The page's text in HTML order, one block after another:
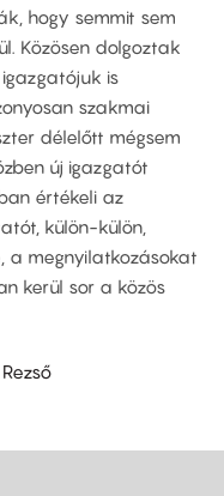
hogy semmit sem
Közösen dolgoztak
is
szakmai
délelőtt mégsem
új igazgatót
értékeli az
külön-külön,
a megnyilatkozásokat
kerül sor a közös